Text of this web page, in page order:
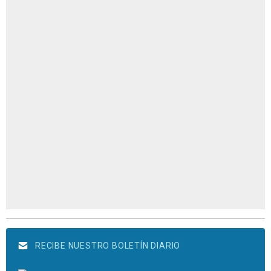
RECIBE NUESTRO BOLETÍN DIARIO